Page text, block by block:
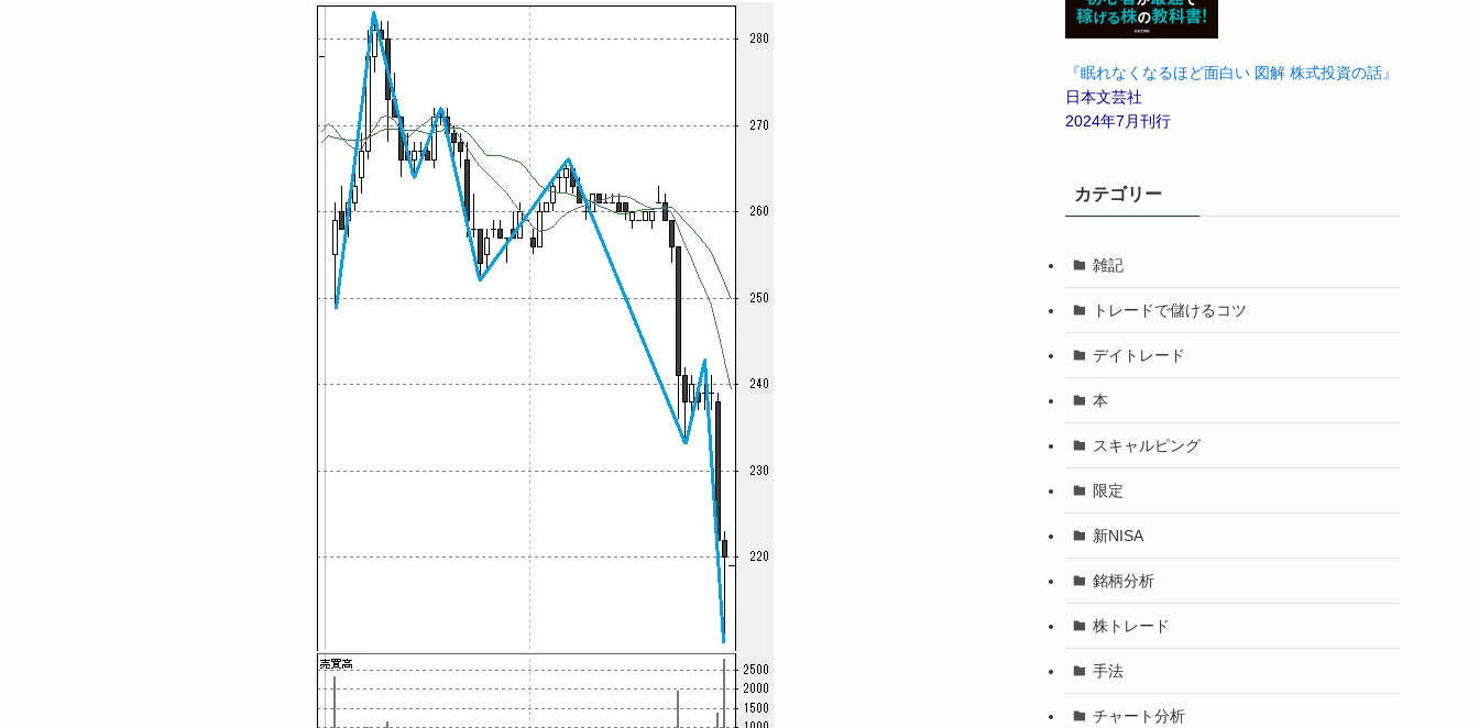
『眠れなくなるほど面白い 図解 株式投資の話』
日本文芸社
2024年7月刊行
カテゴリー
雑記
トレードで儲けるコツ
デイトレード
本
スキャルピング
限定
新NISA
銘柄分析
株トレード
手法
チャート分析